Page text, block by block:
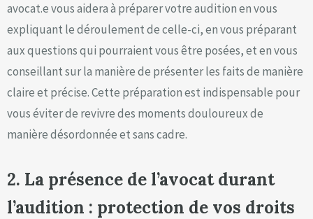
avocat.e vous aidera à préparer votre audition en vous
expliquant le déroulement de celle-ci, en vous préparant
aux questions qui pourraient vous être posées, et en vous
conseillant sur la manière de présenter les faits de manière
claire et précise. Cette préparation est indispensable pour
vous éviter de revivre des moments douloureux de
manière désordonnée et sans cadre.
2. La présence de l’avocat durant
l’audition : protection de vos droits